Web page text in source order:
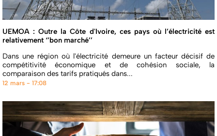
UEMOA : Outre la Côte d'Ivoire, ces pays où l’électricité est
relativement ‘’bon marché’’
Dans une région où l'électricité demeure un facteur décisif de
compétitivité économique et de cohésion sociale, la
comparaison des tarifs pratiqués dans...
12 mars - 17:08